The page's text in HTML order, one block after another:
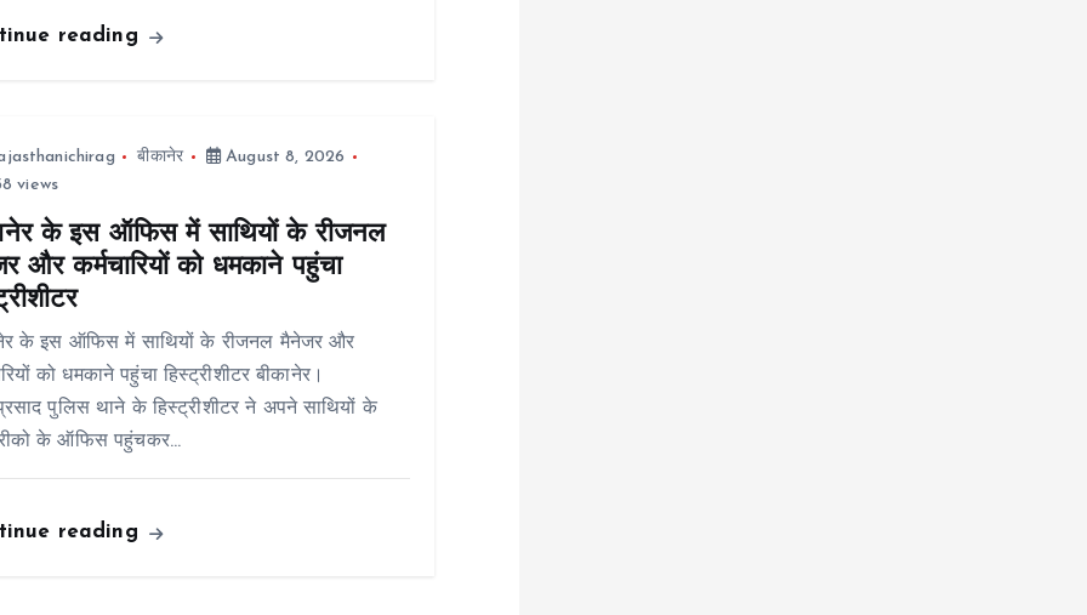
reading
बीकानेर
August 8, 2026
views
के इस ऑफिस में साथियों के रीजनल
और कर्मचारियों को धमकाने पहुंचा
के इस ऑफिस में साथियों के रीजनल मैनेजर और
को धमकाने पहुंचा हिस्ट्रीशीटर बीकानेर।
पुलिस थाने के हिस्ट्रीशीटर ने अपने साथियों के
के ऑफिस पहुंचकर…
reading